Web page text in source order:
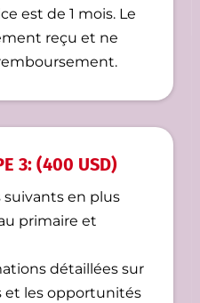
est de 1 mois. Le
reçu et ne
3: (400 USD)
suivants en plus
primaire et
détaillées sur
et les opportunités